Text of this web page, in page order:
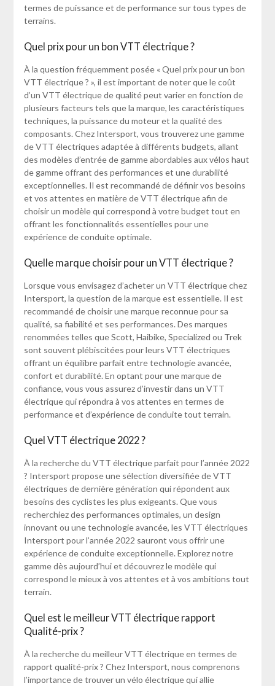
termes de puissance et de performance sur tous types de
terrains.
Quel prix pour un bon VTT électrique ?
À la question fréquemment posée « Quel prix pour un bon
VTT électrique ? », il est important de noter que le coût
d’un VTT électrique de qualité peut varier en fonction de
plusieurs facteurs tels que la marque, les caractéristiques
techniques, la puissance du moteur et la qualité des
composants. Chez Intersport, vous trouverez une gamme
de VTT électriques adaptée à différents budgets, allant
des modèles d’entrée de gamme abordables aux vélos haut
de gamme offrant des performances et une durabilité
exceptionnelles. Il est recommandé de définir vos besoins
et vos attentes en matière de VTT électrique afin de
choisir un modèle qui correspond à votre budget tout en
offrant les fonctionnalités essentielles pour une
expérience de conduite optimale.
Quelle marque choisir pour un VTT électrique ?
Lorsque vous envisagez d’acheter un VTT électrique chez
Intersport, la question de la marque est essentielle. Il est
recommandé de choisir une marque reconnue pour sa
qualité, sa fiabilité et ses performances. Des marques
renommées telles que Scott, Haibike, Specialized ou Trek
sont souvent plébiscitées pour leurs VTT électriques
offrant un équilibre parfait entre technologie avancée,
confort et durabilité. En optant pour une marque de
confiance, vous vous assurez d’investir dans un VTT
électrique qui répondra à vos attentes en termes de
performance et d’expérience de conduite tout terrain.
Quel VTT électrique 2022 ?
À la recherche du VTT électrique parfait pour l’année 2022
? Intersport propose une sélection diversifiée de VTT
électriques de dernière génération qui répondent aux
besoins des cyclistes les plus exigeants. Que vous
recherchiez des performances optimales, un design
innovant ou une technologie avancée, les VTT électriques
Intersport pour l’année 2022 sauront vous offrir une
expérience de conduite exceptionnelle. Explorez notre
gamme dès aujourd’hui et découvrez le modèle qui
correspond le mieux à vos attentes et à vos ambitions tout
terrain.
Quel est le meilleur VTT électrique rapport
Qualité-prix ?
À la recherche du meilleur VTT électrique en termes de
rapport qualité-prix ? Chez Intersport, nous comprenons
l’importance de trouver un vélo électrique qui allie